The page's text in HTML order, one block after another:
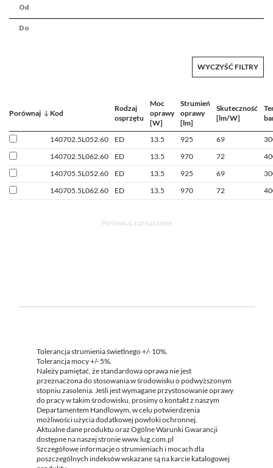
WYCZYŚĆ FILTRY
Porównaj Kod
Rodzaj
osprzętu
Moc
oprawy
[W]
Strumień
oprawy
[lm]
Skuteczność
[lm/W]
140702.5L052.60 ED 13.5 925 69
140702.5L062.60
ED 13.5 970 72
140705.5L052.60
ED 13.5 925 69
140705.5L062.60
ED 13.5 970 72
Porównaj zaznaczone
Tolerancja strumienia świetlnego +/- 10%.
Tolerancja mocy +/- 5%.
Należy pamiętać, że standardowa oprawa nie jest
przeznaczona do stosowania w środowisku o podwyższonym
stopniu zasolenia. Jeśli jest wymagane przystosowanie oprawy
do pracy w takim środowisku, prosimy o kontakt z naszym
Departamentem Handlowym, w celu potwierdzenia
możliwości użycia dodatkowej powłoki ochronnej.
Aktualne dane produktu oraz Ogólne Warunki Gwarancji
dostępne na naszej stronie www.lug.com.pl
Szczegółowe informacje o strumieniach i mocach dla
poszczególnych indeksów wskazane są na karcie katalogowej